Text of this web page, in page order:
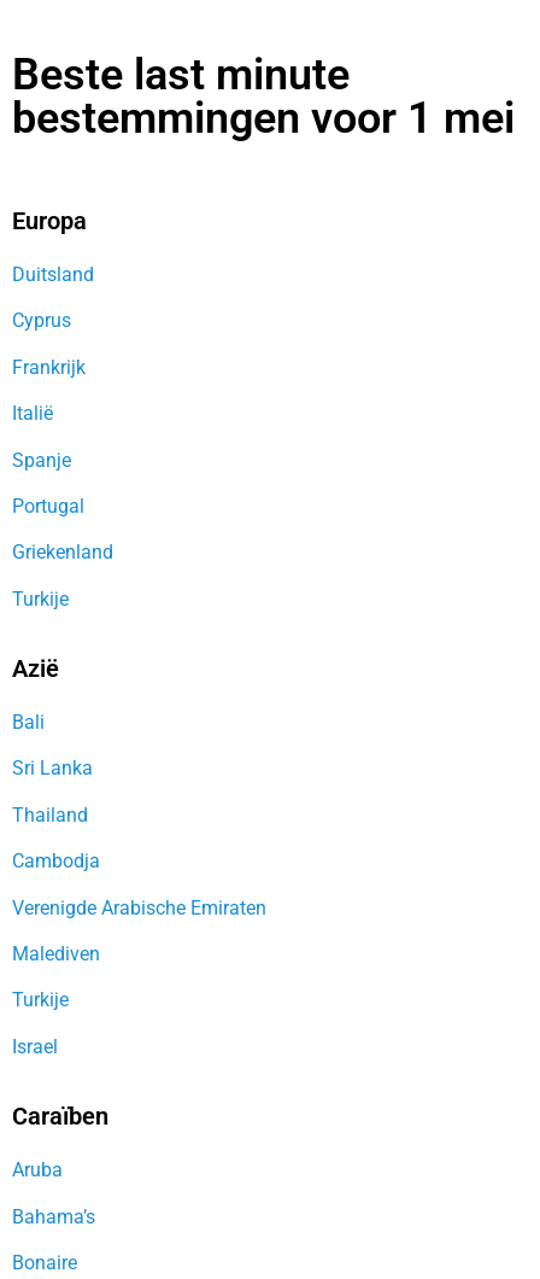
Beste last minute
bestemmingen voor 1 mei
Europa
Duitsland
Cyprus
Frankrijk
Italië
Spanje
Portugal
Griekenland
Turkije
Azië
Bali
Sri Lanka
Thailand
Cambodja
Verenigde Arabische Emiraten
Malediven
Turkije
Israel
Caraïben
Aruba
Bahama’s
Bonaire